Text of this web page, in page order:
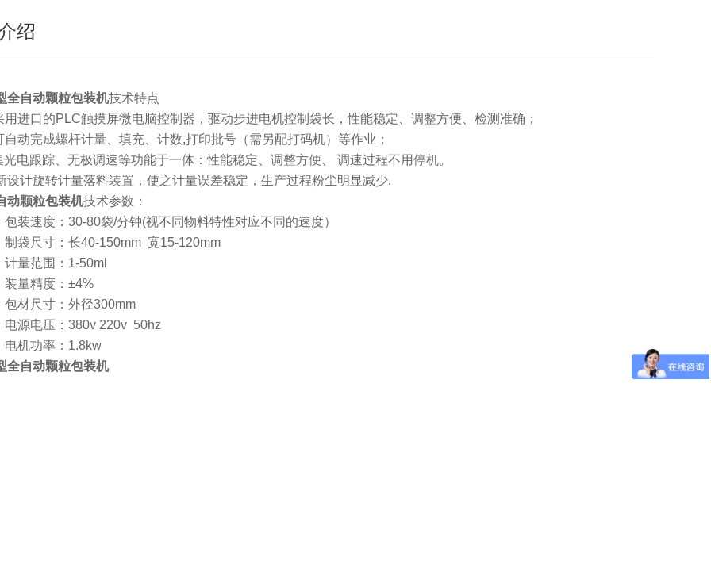
绍
全自动颗粒包装机技术特点
用进口的PLC触摸屏微电脑控制器，驱动步进电机控制袋长，性能稳定、调整方便、检测准确；
自动完成螺杆计量、填充、计数,打印批号（需另配打码机）等作业；
光电跟踪、无极调速等功能于一体：性能稳定、调整方便、 调速过程不用停机。
设计旋转计量落料装置，使之计量误差稳定，生产过程粉尘明显减少.
动颗粒包装机技术参数：
包装速度：30-80袋/分钟(视不同物料特性对应不同的速度）
制袋尺寸：长40-150mm 宽15-120mm
计量范围： 1-50ml
装量精度：±4%
包材尺寸：外径300mm
电源电压： 380v 220v 50hz
电机功率： 1.8kw
全自动颗粒包装机